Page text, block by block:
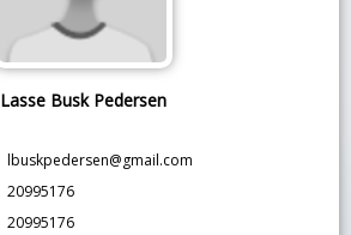
Lasse Busk Pedersen
lbuskpedersen@gmail.com
20995176
20995176